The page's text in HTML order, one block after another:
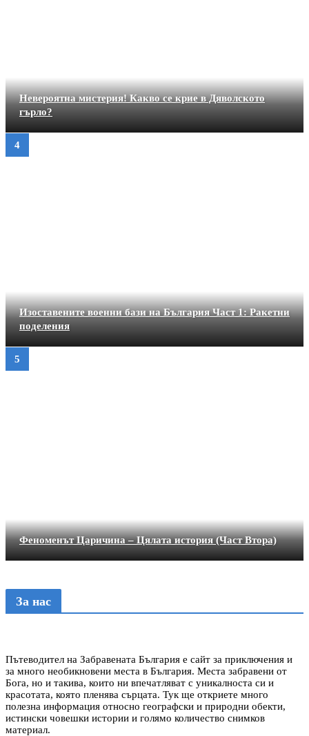
Невероятна мистерия! Какво се крие в Дяволското
гърло?
Изоставените военни бази на България Част 1: Ракетни
поделения
Феноменът Царичина – Цялата история (Част Втора)
За нас
Пътеводител на Забравената България е сайт за приключения и
за много необикновени места в България. Места забравени от
Бога, но и такива, които ни впечатляват с уникалноста си и
красотата, която пленява сърцата. Тук ще откриете много
полезна информация относно географски и природни обекти,
истински човешки истории и голямо количество снимков
материал.